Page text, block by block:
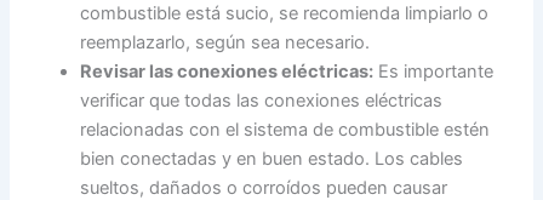
combustible está sucio, se recomienda limpiarlo o
reemplazarlo, según sea necesario.
Revisar las conexiones eléctricas: Es importante
verificar que todas las conexiones eléctricas
relacionadas con el sistema de combustible estén
bien conectadas y en buen estado. Los cables
sueltos, dañados o corroídos pueden causar